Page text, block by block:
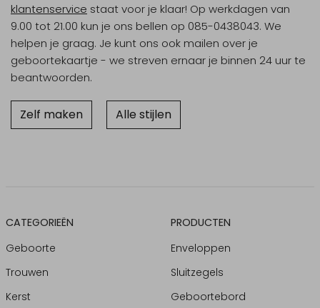
klantenservice staat voor je klaar! Op werkdagen van
9.00 tot 21.00 kun je ons bellen op 085-0438043. We
helpen je graag. Je kunt ons ook mailen over je
geboortekaartje - we streven ernaar je binnen 24 uur te
beantwoorden.
Zelf maken Alle stijlen
CATEGORIEËN
Geboorte
Trouwen
Kerst
PRODUCTEN
Enveloppen
Sluitzegels
Geboortebord